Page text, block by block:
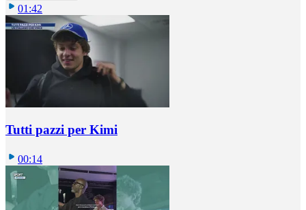
01:42
Tutti pazzi per Kimi
00:14